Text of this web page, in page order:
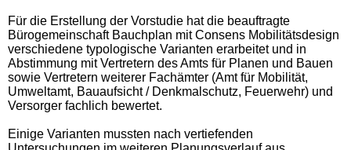
Für die Erstellung der Vorstudie hat die beauftragte
Bürogemeinschaft Bauchplan mit Consens Mobilitätsdesign
verschiedene typologische Varianten erarbeitet und in
Abstimmung mit Vertretern des Amts für Planen und Bauen
sowie Vertretern weiterer Fachämter (Amt für Mobilität,
Umweltamt, Bauaufsicht / Denkmalschutz, Feuerwehr) und
Versorger fachlich bewertet.
Einige Varianten mussten nach vertiefenden